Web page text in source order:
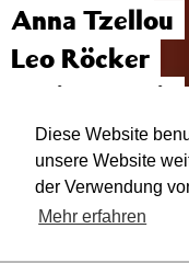
Diese Website
unsere Website
der Verwendung
Mehr erfahren
Anna Tzellou
Leo Röcker
Moritz Martin
Jonathan
Sunnyi